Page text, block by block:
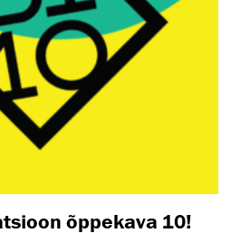
õppekava 10!